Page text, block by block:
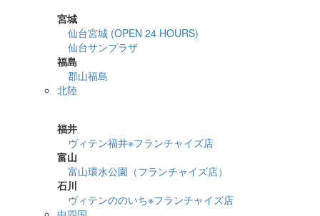
宮城
仙台宮城 (OPEN 24 HOURS)
仙台サンプラザ
福島
郡山福島
北陸
福井
ヴィテン福井※フランチャイズ店
富山
富山環水公園（フランチャイズ店）
石川
ヴィテンののいち※フランチャイズ店